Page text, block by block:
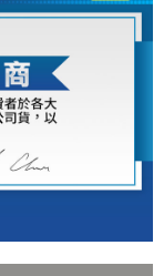
同意方可使用
本公司不負相關責
戶狀況，依本公司即
本公司將視審查結果
現惡意使用之情形，
採取法律行動。